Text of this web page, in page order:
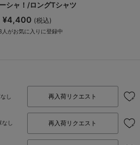
シャ！/ロングTシャツ
¥4,400 (税込)
人がお気に入りに登録中
し 再入荷リクエスト
なし 再入荷リクエスト